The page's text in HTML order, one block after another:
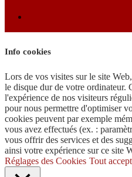
Info cookies
Lors de vos visites sur le site
le disque dur de votre ordinateur.
l'expérience de nos visiteurs
pour nous permettre d'optimiser
cookies peuvent par exemple
vous avez effectués (ex. :
vous offrir des services et des
ainsi votre expérience sur ce site
Réglages des Cookies Tout